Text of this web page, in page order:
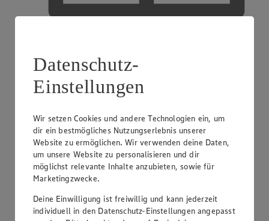
Datenschutz-
Einstellungen
Wir setzen Cookies und andere Technologien ein, um
dir ein bestmögliches Nutzungserlebnis unserer
Website zu ermöglichen. Wir verwenden deine Daten,
um unsere Website zu personalisieren und dir
möglichst relevante Inhalte anzubieten, sowie für
Marketingzwecke.
Deine Einwilligung ist freiwillig und kann jederzeit
individuell in den Datenschutz-Einstellungen angepasst